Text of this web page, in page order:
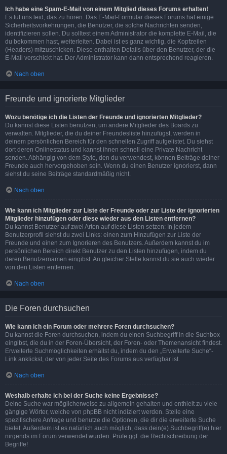
Ich habe eine Spam-E-Mail von einem Mitglied dieses Forums erhalten!
Es tut uns leid, das zu hören. Das E-Mail-Formular dieses Forums hat einige
Sicherheitsvorkehrungen, die Benutzer, die solche Nachrichten senden,
identifizieren sollen. Du solltest einem Administrator die komplette E-Mail, die
du bekommen hast, weiterleiten. Dabei ist es ganz wichtig, die Kopfzeilen
(Headers) mitzuschicken. Diese enthalten Details über den Benutzer, der die
E-Mail verschickt hat. Der Administrator kann dann entsprechend reagieren.
Nach oben
Freunde und ignorierte Mitglieder
Wozu benötige ich die Listen der Freunde und ignorierten Mitglieder?
Du kannst diese Listen benutzen, um andere Mitglieder des Boards zu
verwalten. Mitglieder, die du deiner Freundesliste hinzufügst, werden in
deinem persönlichen Bereich für den schnellen Zugriff aufgelistet. Du siehst
dort deren Onlinestatus und kannst ihnen schnell eine Private Nachricht
senden. Abhängig von dem Style, den du verwendest, können Beiträge deiner
Freunde auch hervorgehoben sein. Wenn du einen Benutzer ignorierst, dann
siehst du seine Beiträge standardmäßig nicht.
Nach oben
Wie kann ich Mitglieder zur Liste der Freunde oder zur Liste der ignorierten
Mitglieder hinzufügen oder diese wieder aus den Listen entfernen?
Du kannst Benutzer auf zwei Arten auf diese Listen setzen: In jedem
Benutzerprofil siehst du zwei Links: einen zum Hinzufügen zur Liste der
Freunde und einen zum Ignorieren des Benutzers. Außerdem kannst du im
persönlichen Bereich direkt Benutzer zu den Listen hinzufügen, indem du
deren Benutzernamen eingibst. An gleicher Stelle kannst du sie auch wieder
von den Listen entfernen.
Nach oben
Die Foren durchsuchen
Wie kann ich ein Forum oder mehrere Foren durchsuchen?
Du kannst die Foren durchsuchen, indem du einen Suchbegriff in die Suchbox
eingibst, die du in der Foren-Übersicht, der Foren- oder Themenansicht findest.
Erweiterte Suchmöglichkeiten erhältst du, indem du den „Erweiterte Suche“-
Link anklickst, der von jeder Seite des Forums aus verfügbar ist.
Nach oben
Weshalb erhalte ich bei der Suche keine Ergebnisse?
Deine Suche war möglicherweise zu allgemein gehalten und enthielt zu viele
gängige Wörter, welche von phpBB nicht indiziert werden. Stelle eine
spezifischere Anfrage und benutze die Optionen, die dir die erweiterte Suche
bietet. Außerdem ist es natürlich auch möglich, dass dein(e) Suchbegriff(e) hier
nirgends im Forum verwendet wurden. Prüfe ggf. die Rechtschreibung der
Begriffe!